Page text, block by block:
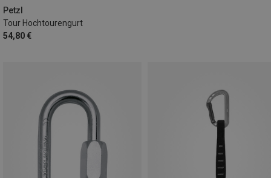
Petzl
Tour Hochtourengurt
54,80 €